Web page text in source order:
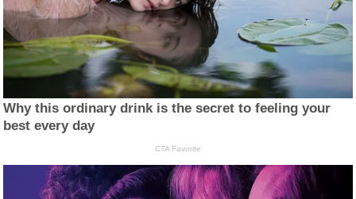
Why this ordinary drink is the secret to feeling your
best every day
CTA Favorite